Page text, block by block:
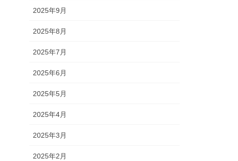
2025年9月
2025年8月
2025年7月
2025年6月
2025年5月
2025年4月
2025年3月
2025年2月